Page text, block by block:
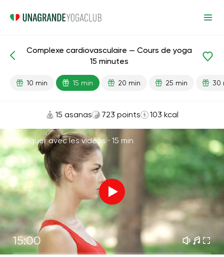
Cardio
Complexe cardiovasculaire — Cours de yoga
15 minutes
10 min 15 min 20 min 25 min 30
15 asanas 723 points 103 kcal
Pratiquer avec les vidéos · 15 min
15:00